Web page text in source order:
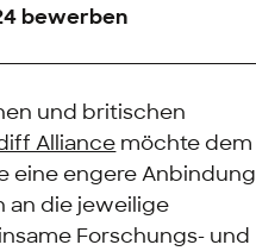
bewerben
und britischen
Alliance möchte dem
eine engere Anbindung
an die jeweilige
Forschungs- und